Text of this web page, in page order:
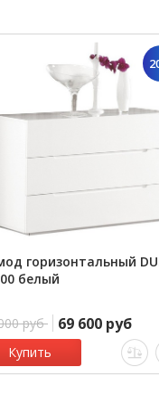
горизонтальный
белый
руб 69 600 руб
Купить